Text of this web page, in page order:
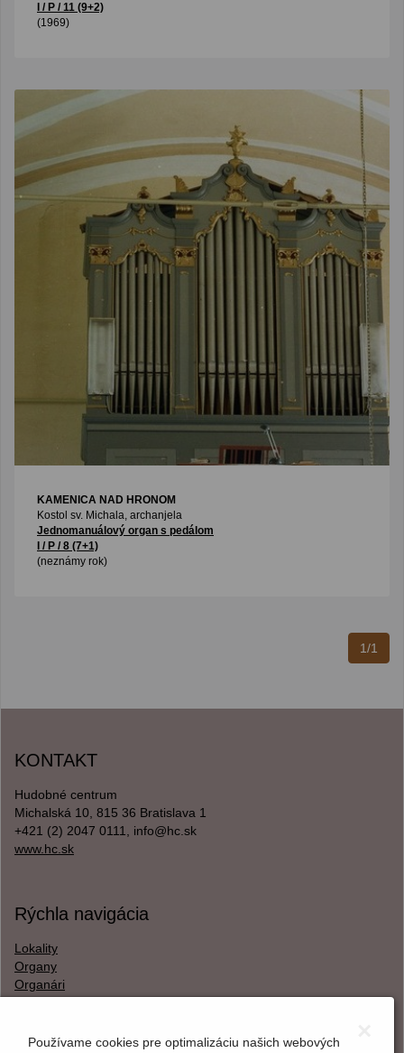
I / P / 11 (9+2)
(1969)
KAMENICA NAD HRONOM
Kostol sv. Michala, archanjela
Jednomanuálový organ s pedálom
I / P / 8 (7+1)
(neznámy rok)
1/1
KONTAKT
Hudobné centrum
Michalská 10, 815 36 Bratislava 1
+421 (2) 2047 0111, info@hc.sk
www.hc.sk
Rýchla navigácia
Lokality
Organy
Organári
Používame cookies pre optimalizáciu našich webových